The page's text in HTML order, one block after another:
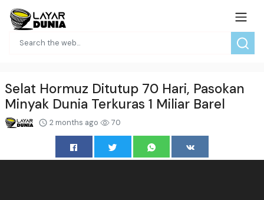
Selat Hormuz Ditutup 70 Hari, Pasokan
Minyak Dunia Terkuras 1 Miliar Barel
2 months ago 70